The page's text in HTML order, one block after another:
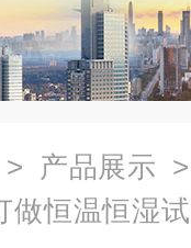
> 产品展示
做恒温恒湿